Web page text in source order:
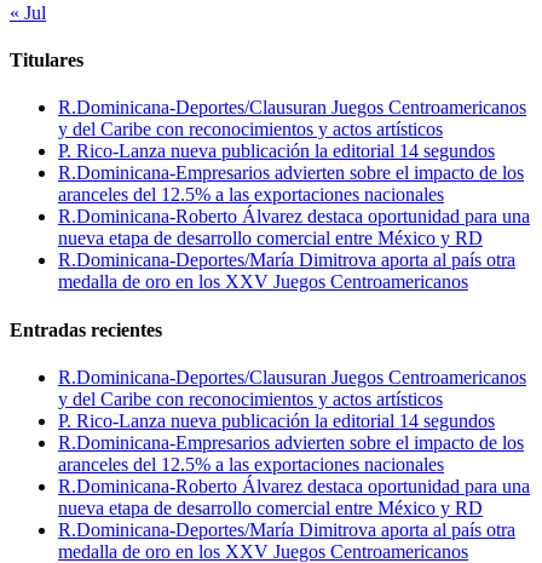
« Jul
Titulares
R.Dominicana-Deportes/Clausuran Juegos Centroamericanos
y del Caribe con reconocimientos y actos artísticos
P. Rico-Lanza nueva publicación la editorial 14 segundos
R.Dominicana-Empresarios advierten sobre el impacto de los
aranceles del 12.5% a las exportaciones nacionales
R.Dominicana-Roberto Álvarez destaca oportunidad para una
nueva etapa de desarrollo comercial entre México y RD
R.Dominicana-Deportes/María Dimitrova aporta al país otra
medalla de oro en los XXV Juegos Centroamericanos
Entradas recientes
R.Dominicana-Deportes/Clausuran Juegos Centroamericanos
y del Caribe con reconocimientos y actos artísticos
P. Rico-Lanza nueva publicación la editorial 14 segundos
R.Dominicana-Empresarios advierten sobre el impacto de los
aranceles del 12.5% a las exportaciones nacionales
R.Dominicana-Roberto Álvarez destaca oportunidad para una
nueva etapa de desarrollo comercial entre México y RD
R.Dominicana-Deportes/María Dimitrova aporta al país otra
medalla de oro en los XXV Juegos Centroamericanos